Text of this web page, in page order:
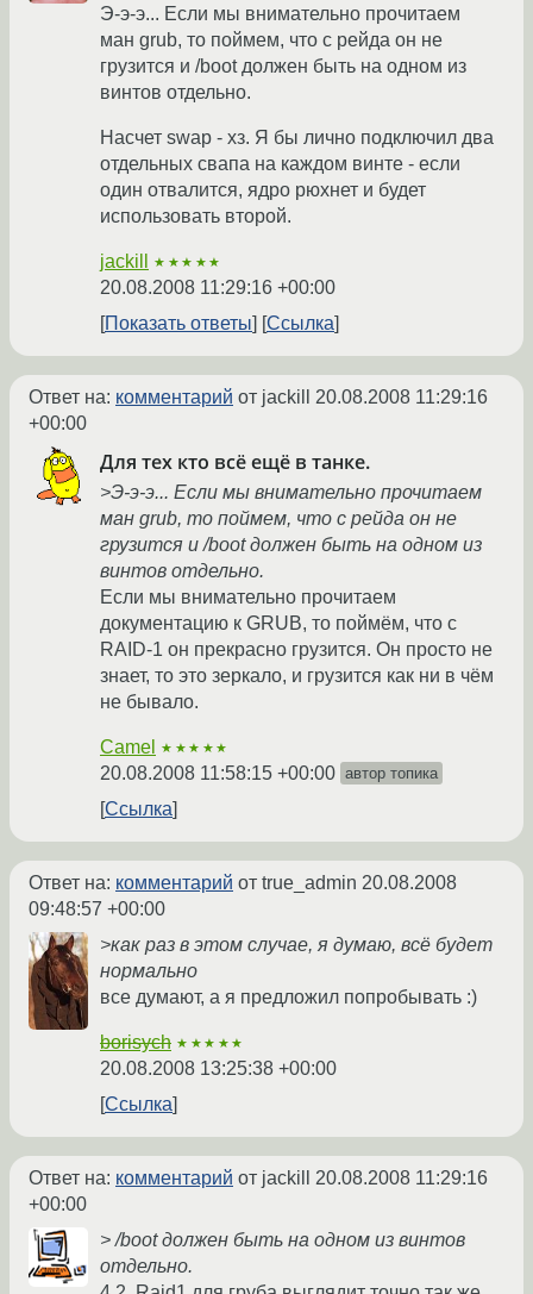
Э-э-э... Если мы внимательно прочитаем
ман grub, то поймем, что с рейда он не
грузится и /boot должен быть на одном из
винтов отдельно.
Насчет swap - хз. Я бы лично подключил два
отдельных свапа на каждом винте - если
один отвалится, ядро рюхнет и будет
использовать второй.
jackill ★★★★★
20.08.2008 11:29:16 +00:00
Показать ответы
Ссылка
Ответ на: комментарий от jackill 20.08.2008 11:29:16
+00:00
Для тех кто всё ещё в танке.
>Э-э-э... Если мы внимательно прочитаем
ман grub, то поймем, что с рейда он не
грузится и /boot должен быть на одном из
винтов отдельно.
Если мы внимательно прочитаем
документацию к GRUB, то поймём, что с
RAID-1 он прекрасно грузится. Он просто не
знает, то это зеркало, и грузится как ни в чём
не бывало.
Camel ★★★★★
20.08.2008 11:58:15 +00:00 автор топика
Ссылка
Ответ на: комментарий от true_admin 20.08.2008
09:48:57 +00:00
>как раз в этом случае, я думаю, всё будет
нормально
все думают, а я предложил попробывать :)
borisych ★★★★★
20.08.2008 13:25:38 +00:00
Ссылка
Ответ на: комментарий от jackill 20.08.2008 11:29:16
+00:00
> /boot должен быть на одном из винтов
отдельно.